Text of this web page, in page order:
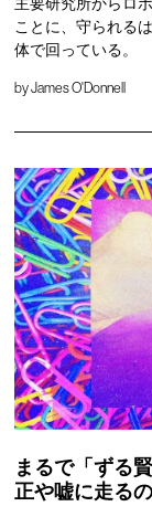
ことに、守られる
体で回っている。
byJames O'Donnell
まるで「ずる
正や嘘に走る